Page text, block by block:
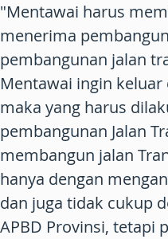
"Mentawai harus
menerima
pembangunan jalan
Mentawai ingin
maka yang harus
pembangunan Jalan
membangun jalan
hanya dengan
dan juga tidak cukup
APBD Provinsi, tetapi